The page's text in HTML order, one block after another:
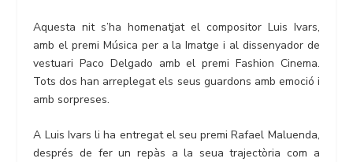
Aquesta nit s’ha homenatjat el compositor Luis Ivars,
amb el premi Música per a la Imatge i al dissenyador de
vestuari Paco Delgado amb el premi Fashion Cinema.
Tots dos han arreplegat els seus guardons amb emoció i
amb sorpreses.
A Luis Ivars li ha entregat el seu premi Rafael Maluenda,
després de fer un repàs a la seua trajectòria com a